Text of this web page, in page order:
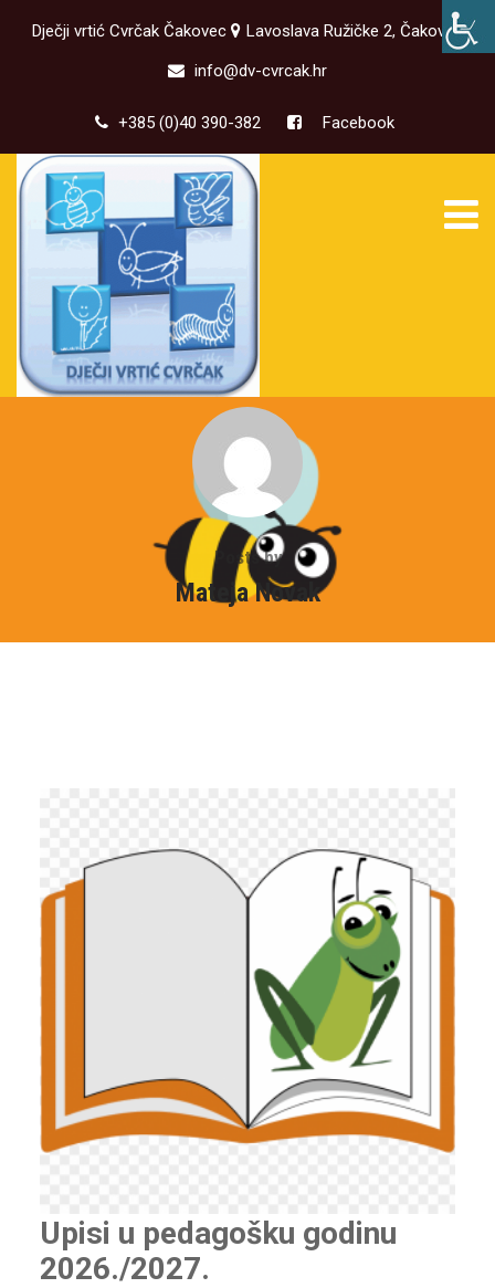
Dječji vrtić Cvrčak Čakovec
Lavoslava Ružičke 2, Čakovec
info@dv-cvrcak.hr
+385 (0)40 390-382 Facebook
Posts by
Mateja Novak
Upisi u pedagošku godinu
2026./2027.